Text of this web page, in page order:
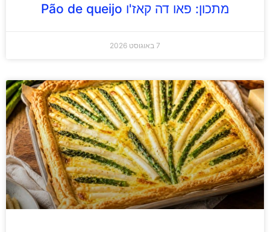
מתכון: פאו דה קאז'ו Pão de queijo
7 באוגוסט 2026